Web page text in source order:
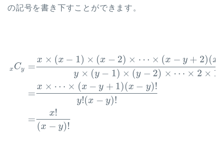
の記号を書き下すことができます。
x Cy =
=
=
x × (x − 1) × (x − 2) × ⋯ × (x − y + 2)(x
y × (y − 1) × (y − 2) × ⋯ × 2 × 1
x × ⋯ × (x − y + 1)(x − y)!
y!(x − y)!
x!
(x − y)!